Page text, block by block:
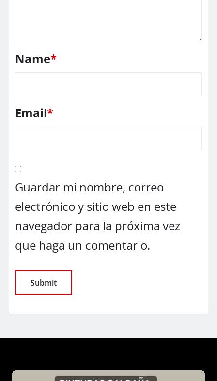
Name*
Email*
Guardar mi nombre, correo
electrónico y sitio web en este
navegador para la próxima vez
que haga un comentario.